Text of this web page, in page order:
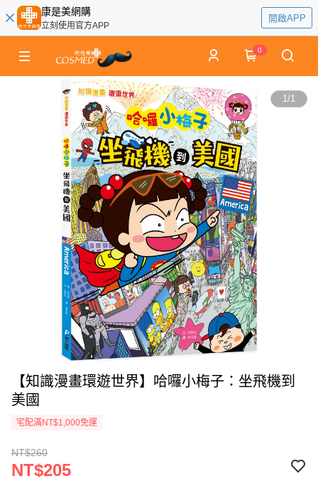
康是美網購
立刻使用官方APP
開啟APP
0
1/1
【知識漫畫環遊世界】哈囉小梅子：坐飛機到
美國
宅配滿NT$1,000免運
NT$260
NT$205